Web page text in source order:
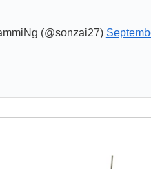
(@sonzai27)